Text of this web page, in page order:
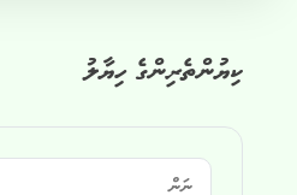
ކިޔުންތެރިންގެ ހިޔާލު